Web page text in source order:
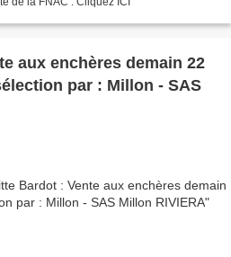
aux enchères demain 22
par : Millon - SAS